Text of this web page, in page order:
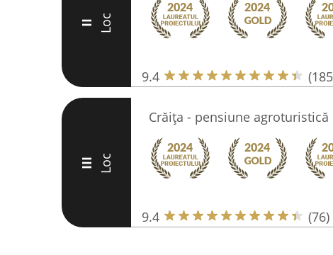
II Loc
9.4
III Loc
Crăița - pensiune agroturistică
9.4 (76)